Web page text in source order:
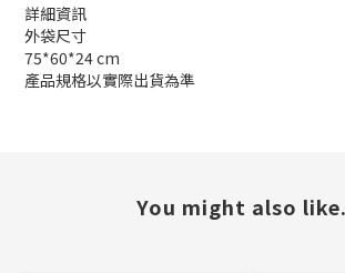
詳細資訊
外袋尺寸
75*60*24 cm
產品規格以實際出貨為準
You might also